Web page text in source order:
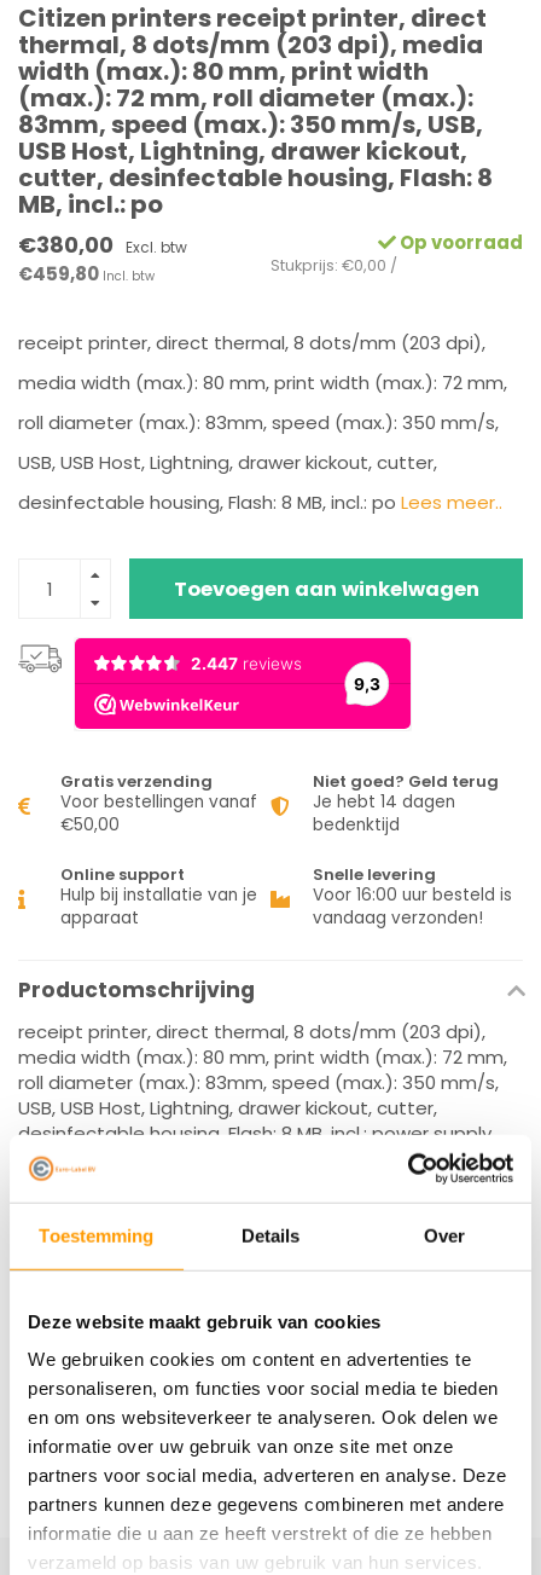
Toestemming Details Over
Deze website maakt gebruik van cookies
We gebruiken cookies om content en advertenties te
personaliseren, om functies voor social media te bieden
en om ons websiteverkeer te analyseren. Ook delen we
informatie over uw gebruik van onze site met onze
partners voor social media, adverteren en analyse. Deze
partners kunnen deze gegevens combineren met andere
informatie die u aan ze heeft verstrekt of die ze hebben
verzameld op basis van uw gebruik van hun services.
Citizen printers receipt printer, direct
thermal, 8 dots/mm (203 dpi), media
width (max.): 80 mm, print width
(max.): 72 mm, roll diameter (max.):
83mm, speed (max.): 350 mm/s, USB,
USB Host, Lightning, drawer kickout,
cutter, desinfectable housing, Flash: 8
MB, incl.: po
€380,00 Excl. btw
€459,80 Incl. btw
Op voorraad
Stukprijs: €0,00 /
receipt printer, direct thermal, 8 dots/mm (203 dpi),
media width (max.): 80 mm, print width (max.): 72 mm,
roll diameter (max.): 83mm, speed (max.): 350 mm/s,
USB, USB Host, Lightning, drawer kickout, cutter,
desinfectable housing, Flash: 8 MB, incl.: po Lees meer..
Toevoegen aan winkelwagen
Gratis verzending
Voor bestellingen vanaf
€50,00
Niet goed? Geld terug
Je hebt 14 dagen
bedenktijd
Online support
Hulp bij installatie van je
apparaat
Snelle levering
Voor 16:00 uur besteld is
vandaag verzonden!
Productomschrijving
receipt printer, direct thermal, 8 dots/mm (203 dpi),
media width (max.): 80 mm, print width (max.): 72 mm,
roll diameter (max.): 83mm, speed (max.): 350 mm/s,
USB, USB Host, Lightning, drawer kickout, cutter,
desinfectable housing, Flash: 8 MB, incl.: power supply
unit, power cable, QSG, colour: black
Reviews
Gerelateerde producten